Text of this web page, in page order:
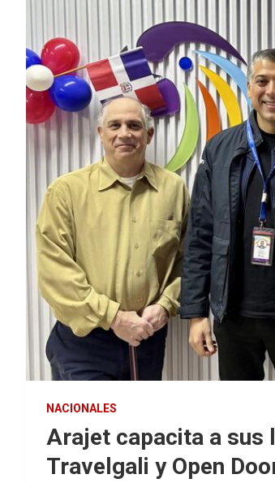
NACIONALES
Arajet capacita a sus
Travelgali y Open